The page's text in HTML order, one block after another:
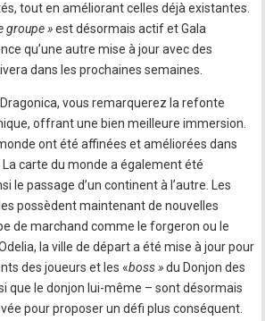
tout en améliorant celles déjà existantes.
groupe »est désormais actif et Gala
qu’une autre mise à jour avec des
dans les prochaines semaines.
vous remarquerez la refonte
offrant une bien meilleure immersion.
ont été affinées et améliorées dans
carte du monde a également été
le passage d’un continent à l’autre. Les
possèdent maintenant de nouvelles
de marchand comme le forgeron ou le
la ville de départ a été mise à jour pour
des joueurs et les «boss »du Donjon des
que le donjon lui-même – sont désormais
pour proposer un défi plus conséquent.